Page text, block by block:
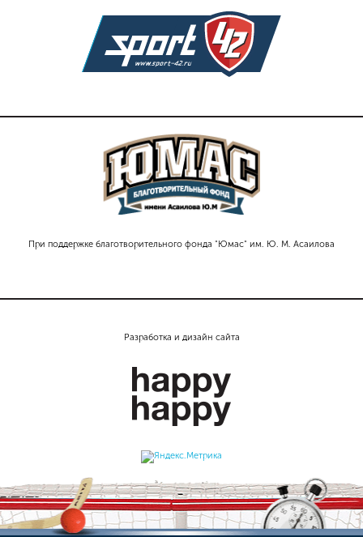
При поддержке благотворительного фонда "Юмас" им. Ю. М. Асаилова
Разработка и дизайн сайта